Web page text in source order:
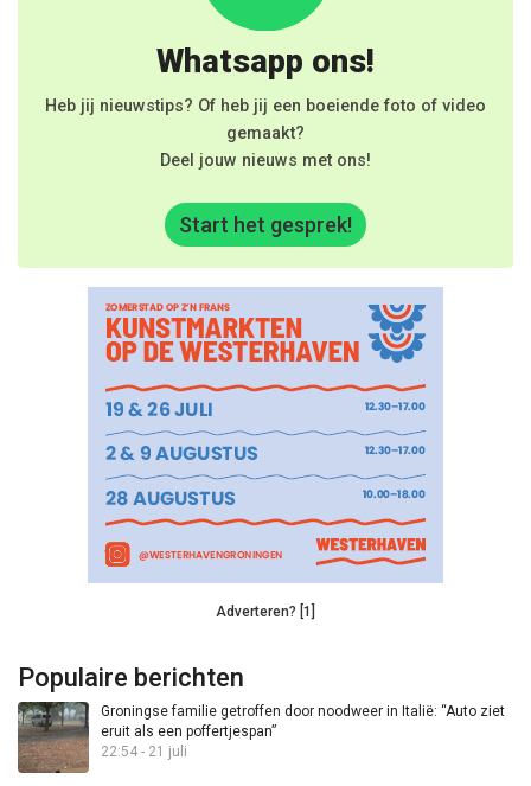
Whatsapp ons!
Heb jij nieuwstips? Of heb jij een boeiende foto of video
gemaakt?
Deel jouw nieuws met ons!
Start het gesprek!
Adverteren? [1]
Populaire berichten
Groningse familie getroffen door noodweer in Italië: “Auto ziet
eruit als een poffertjespan”
22:54 - 21 juli